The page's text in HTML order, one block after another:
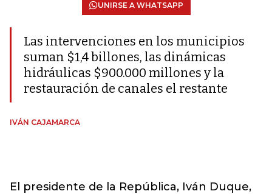
UNIRSE A WHATSAPP
Las intervenciones en los municipios
suman $1,4 billones, las dinámicas
hidráulicas $900.000 millones y la
restauración de canales el restante
IVÁN CAJAMARCA
El presidente de la República, Iván Duque,